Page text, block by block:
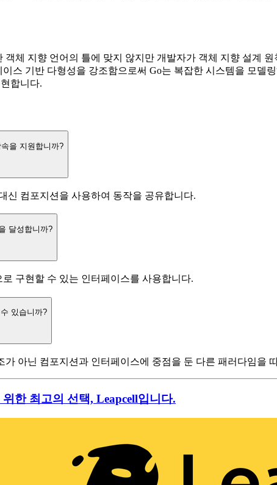
객체 지향 언어의 틀에 맞지 않지만 개발자가 객체 지향 설계
스 기반 다형성을 강조함으로써 Go는 복잡한 시스템을 모델
합니다.
을 지원합니까?
신 컴포지션을 사용하여 동작을 공유합니다.
달성합니까?
구현할 수 있는 인터페이스를 사용합니다.
있습니까?
가 아닌 컴포지션과 인터페이스에 중점을 둔 다른 패러다임을
한 최고의 선택, Leapcell입니다.